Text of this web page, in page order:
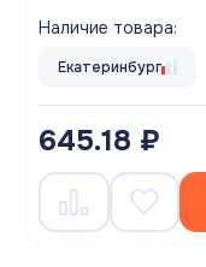
Наличие товара:
Екатеринбург
645.18 ₽